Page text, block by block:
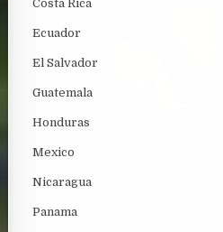
Costa Rica
Ecuador
El Salvador
Guatemala
Honduras
Mexico
Nicaragua
Panama